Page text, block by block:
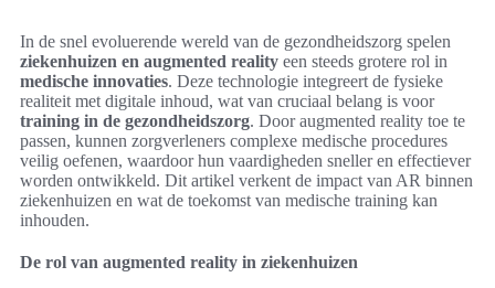
In de snel evoluerende wereld van de gezondheidszorg spelen
ziekenhuizen en augmented reality een steeds grotere rol in
medische innovaties. Deze technologie integreert de fysieke
realiteit met digitale inhoud, wat van cruciaal belang is voor
training in de gezondheidszorg. Door augmented reality toe te
passen, kunnen zorgverleners complexe medische procedures
veilig oefenen, waardoor hun vaardigheden sneller en effectiever
worden ontwikkeld. Dit artikel verkent de impact van AR binnen
ziekenhuizen en wat de toekomst van medische training kan
inhouden.
De rol van augmented reality in ziekenhuizen